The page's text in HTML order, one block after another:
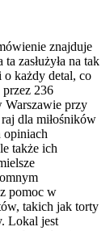
znajduje
zasłużyła na tak
o każdy detal, co
236
Warszawie przy
dla miłośników
także ich
pomoc w
takich jak torty
Lokal jest